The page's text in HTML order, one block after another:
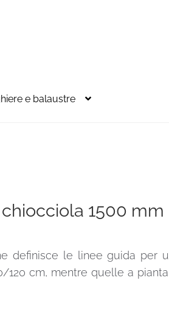
e balaustre
1500 mm
definisce le linee guida per
cm, mentre quelle a